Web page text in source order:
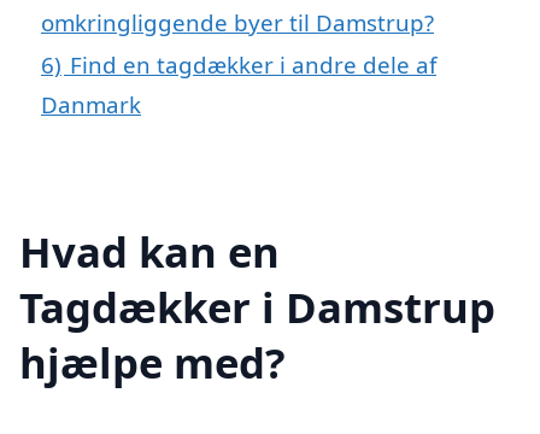
omkringliggende byer til Damstrup?
6) Find en tagdækker i andre dele af
Danmark
Hvad kan en
Tagdækker i Damstrup
hjælpe med?